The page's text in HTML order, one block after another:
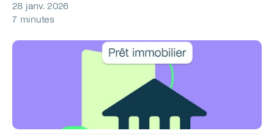
28 janv. 2026
7 minutes